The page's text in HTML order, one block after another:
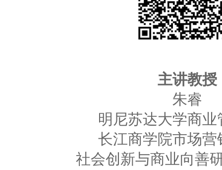
主讲教授
朱睿
明尼苏达大学商
长江商学院市场
社会创新与商业向善